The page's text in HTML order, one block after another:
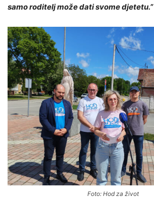
samo roditelj može dati svome djetetu.”
Foto: Hod za život